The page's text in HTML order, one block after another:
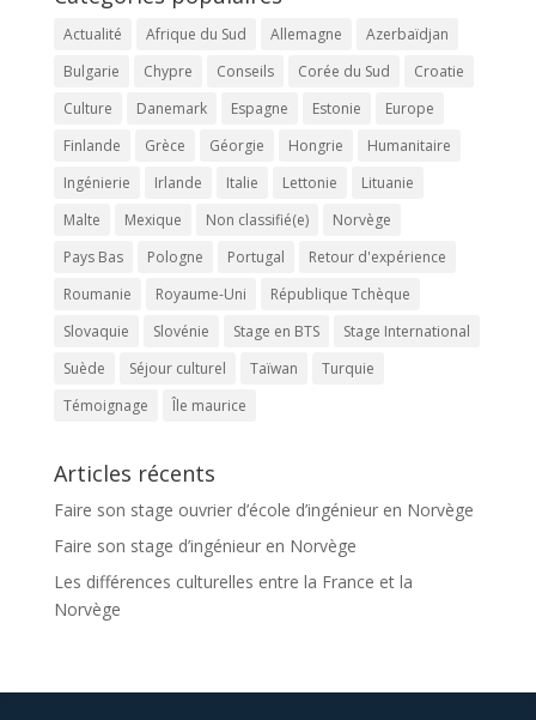
Actualité Afrique du Sud Allemagne
Azerbaïdjan
Bulgarie
Chypre Conseils Corée du Sud
Croatie
Culture
Danemark Espagne Estonie
Europe
Finlande
Grèce Géorgie Hongrie
Humanitaire
Ingénierie
Irlande Italie Lettonie
Lituanie
Malte
Mexique Non classifié(e)
Norvège
Pays Bas
Pologne Portugal
Retour d'expérience
Roumanie
Royaume-Uni
République Tchèque
Slovaquie
Slovénie Stage en BTS
Stage International
Suède
Séjour culturel Taïwan
Turquie
Témoignage
Île maurice
Articles récents
Faire son stage ouvrier d’école d’ingénieur en Norvège
Faire son stage d’ingénieur en Norvège
Les différences culturelles entre la France et la
Norvège